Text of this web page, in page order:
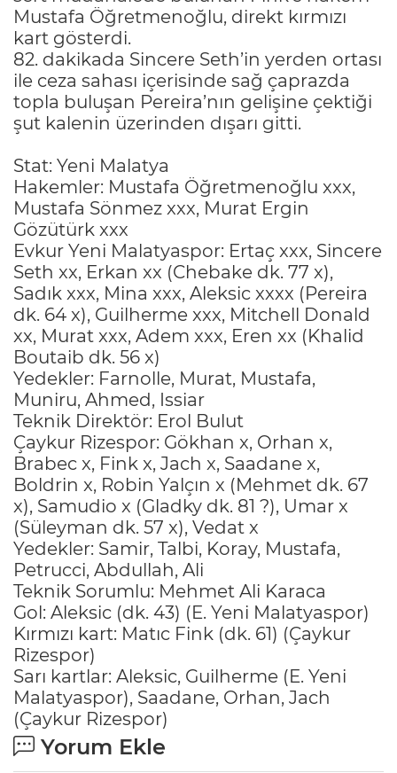
Mustafa Öğretmenoğlu, direkt kırmızı
kart gösterdi.
82. dakikada Sincere Seth’in yerden ortası
ile ceza sahası içerisinde sağ çaprazda
topla buluşan Pereira’nın gelişine çektiği
şut kalenin üzerinden dışarı gitti.
Stat: Yeni Malatya
Hakemler: Mustafa Öğretmenoğlu xxx,
Mustafa Sönmez xxx, Murat Ergin
Gözütürk xxx
Evkur Yeni Malatyaspor: Ertaç xxx, Sincere
Seth xx, Erkan xx (Chebake dk. 77 x),
Sadık xxx, Mina xxx, Aleksic xxxx (Pereira
dk. 64 x), Guilherme xxx, Mitchell Donald
xx, Murat xxx, Adem xxx, Eren xx (Khalid
Boutaib dk. 56 x)
Yedekler: Farnolle, Murat, Mustafa,
Muniru, Ahmed, Issiar
Teknik Direktör: Erol Bulut
Çaykur Rizespor: Gökhan x, Orhan x,
Brabec x, Fink x, Jach x, Saadane x,
Boldrin x, Robin Yalçın x (Mehmet dk. 67
x), Samudio x (Gladky dk. 81 ?), Umar x
(Süleyman dk. 57 x), Vedat x
Yedekler: Samir, Talbi, Koray, Mustafa,
Petrucci, Abdullah, Ali
Teknik Sorumlu: Mehmet Ali Karaca
Gol: Aleksic (dk. 43) (E. Yeni Malatyaspor)
Kırmızı kart: Matıc Fink (dk. 61) (Çaykur
Rizespor)
Sarı kartlar: Aleksic, Guilherme (E. Yeni
Malatyaspor), Saadane, Orhan, Jach
(Çaykur Rizespor)
Yorum Ekle